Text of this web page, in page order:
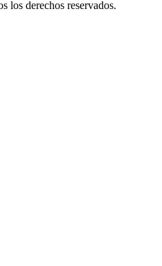
los derechos reservados.